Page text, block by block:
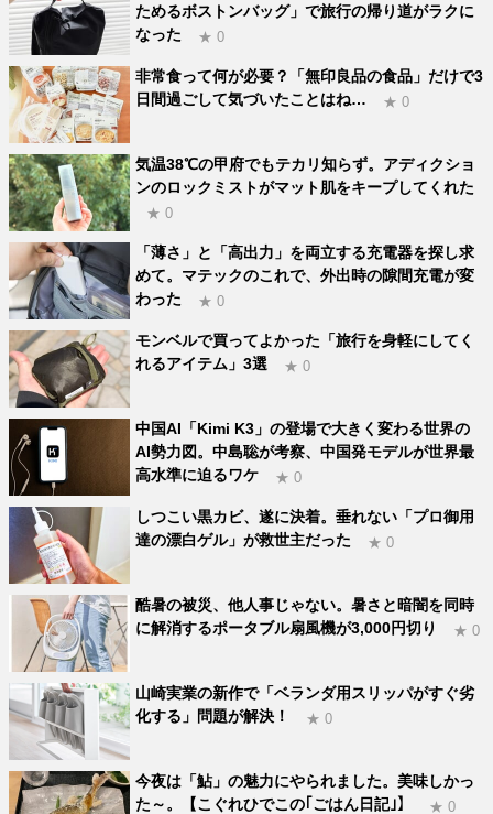
ためるボストンバッグ」で旅行の帰り道がラクに
なった
★ 0
非常食って何が必要？「無印良品の食品」だけで3
日間過ごして気づいたことはね…
★ 0
気温38℃の甲府でもテカリ知らず。アディクショ
ンのロックミストがマット肌をキープしてくれた
★ 0
「薄さ」と「高出力」を両立する充電器を探し求
めて。マテックのこれで、外出時の隙間充電が変
わった
★ 0
モンベルで買ってよかった「旅行を身軽にしてく
れるアイテム」3選
★ 0
中国AI「Kimi K3」の登場で大きく変わる世界の
AI勢力図。中島聡が考察、中国発モデルが世界最
高水準に迫るワケ
★ 0
しつこい黒カビ、遂に決着。垂れない「プロ御用
達の漂白ゲル」が救世主だった
★ 0
酷暑の被災、他人事じゃない。暑さと暗闇を同時
に解消するポータブル扇風機が3,000円切り
★ 0
山崎実業の新作で「ベランダ用スリッパがすぐ劣
化する」問題が解決！
★ 0
今夜は「鮎」の魅力にやられました。美味しかっ
た～。【こぐれひでこの｢ごはん日記｣】
★ 0